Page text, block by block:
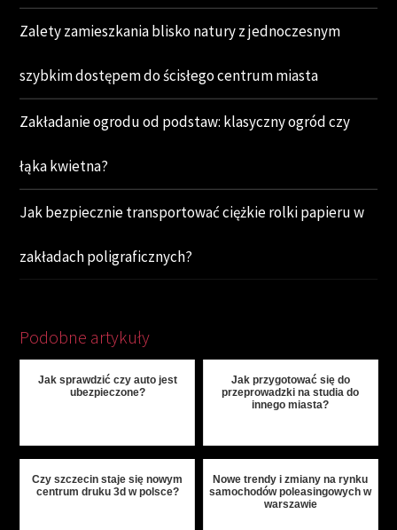
Zalety zamieszkania blisko natury z jednoczesnym
szybkim dostępem do ścisłego centrum miasta
Zakładanie ogrodu od podstaw: klasyczny ogród czy
łąka kwietna?
Jak bezpiecznie transportować ciężkie rolki papieru w
zakładach poligraficznych?
Podobne artykuły
Jak sprawdzić czy auto jest
ubezpieczone?
Jak przygotować się do
przeprowadzki na studia do
innego miasta?
Czy szczecin staje się nowym
centrum druku 3d w polsce?
Nowe trendy i zmiany na rynku
samochodów poleasingowych w
warszawie